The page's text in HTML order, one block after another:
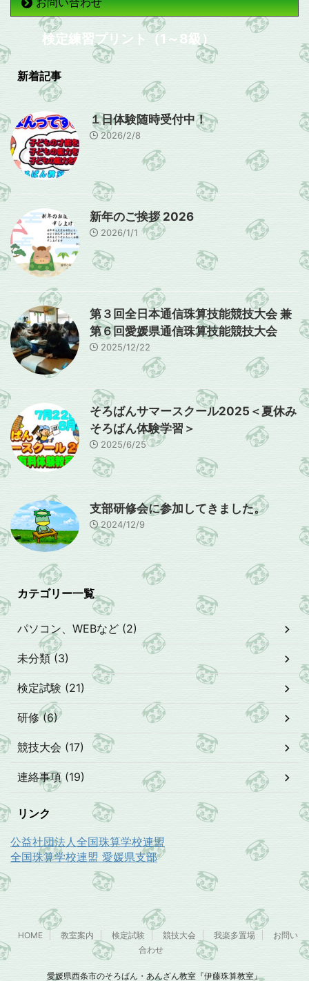
検定練習プリント（1～8級）
新着記事
１日体験随時受付中！
2026/2/8
新年のご挨拶 2026
2026/1/1
第３回全日本通信珠算技能競技大会 兼
第６回愛媛県通信珠算技能競技大会
2025/12/22
そろばんサマースクール2025＜夏休み
そろばん体験学習＞
2025/6/25
支部研修会に参加してきました。
2024/12/9
カテゴリー一覧
パソコン、WEBなど (2)
未分類 (3)
検定試験 (21)
研修 (6)
競技大会 (17)
連絡事項 (19)
リンク
公益社団法人全国珠算学校連盟
全国珠算学校連盟 愛媛県支部
HOME 教室案内 検定試験 競技大会 我楽多置場
お問い
合わせ
愛媛県西条市のそろばん・あんざん教室『伊藤珠算教室』